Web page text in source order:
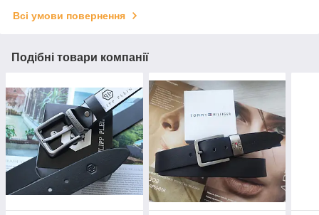
Всі умови повернення
Подібні товари компанії